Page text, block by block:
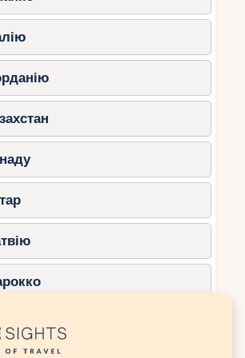
способи організувати
тайського човна
або катера –
варіант
на воді з видом на
декор (квіти, стрічки)
на борту. Пакет із човном,
фотографом та
коштує $2000–3500
осіб. Це ідеально для пар,
усамітнення та пригод.
Пanyi: село на воді
від Ко-Тапу
Ко-Пanyi – рибальське
палях. Тут можна провести
та скелю. Вартість з
та вечерею — $1500–2500.